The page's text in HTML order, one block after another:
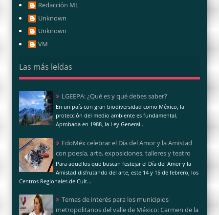
Redacción ML
Unknown
Unknown
VM
Las más leídas
LGEEPA: ¿Qué es y qué debes saber?
En un país con gran biodiversidad como México, la
protección del medio ambiente es fundamental.
Aprobada en 1988, la Ley General...
EdoMéx celebrar el Día del Amor y la Amistad
con poesía, arte, exposiciones, talleres y teatro
Para aquellos que buscan festejar el Día del Amor y la
Amistad disfrutando del arte, este 14 y 15 de febrero, los
Centros Regionales de Cult...
Temas de interés para los municipios
metropolitanos del valle de México: Carmen de la